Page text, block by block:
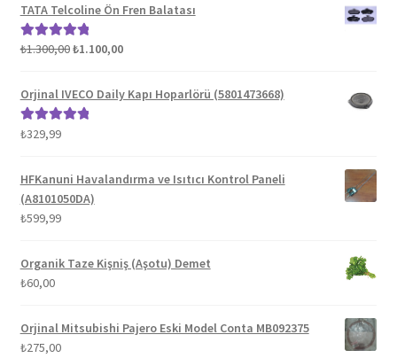
TATA Telcoline Ön Fren Balatası
5 üzerinden
₺1.300,00Orijinal
₺1.300,00.
₺1.100,00Şu
fiyat:
Orjinal IVECO Daily Kapı Hoparlörü (5801473668)
5 üzerinden
₺329,99
HFKanuni Havalandırma ve Isıtıcı Kontrol Paneli
(A8101050DA)
₺599,99
Organik Taze Kişniş (Aşotu) Demet
₺60,00
Orjinal Mitsubishi Pajero Eski Model Conta MB092375
₺275,00